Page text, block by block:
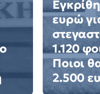
ευρώ
1.120
Ποιοι
2.500